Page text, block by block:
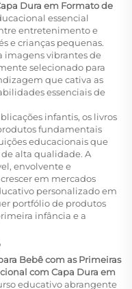
Dura em Formato de
essencial
entretenimento e
e crianças pequenas.
vibrantes de
selecionado para
que cativa as
essenciais de
infantis, os livros
fundamentais
educacionais que
alta qualidade. A
envolvente e
em mercados
personalizado em
portfólio de produtos
infância e a
Bebê com as Primeiras
com Capa Dura em
educativo abrangente